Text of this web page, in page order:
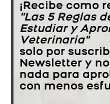
¡Recibe como
"Las 5 Reglas
Estudiar y
Veterinaria"
solo por
Newsletter y
nada para
con menos